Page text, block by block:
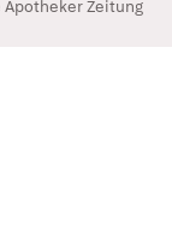
Zeitung